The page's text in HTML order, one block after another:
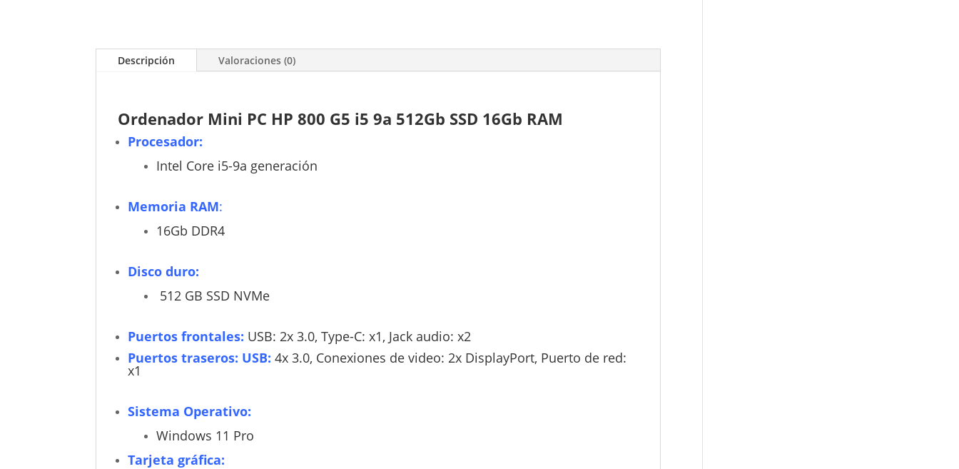
Descripción Valoraciones (0)
Ordenador Mini PC HP 800 G5 i5 9a 512Gb SSD 16Gb RAM
Procesador:
Intel Core i5-9a generación
Memoria RAM:
16Gb DDR4
Disco duro:
512 GB SSD NVMe
Puertos frontales: USB: 2x 3.0, Type-C: x1, Jack audio: x2
Puertos traseros: USB: 4x 3.0, Conexiones de video: 2x DisplayPort, Puerto de red:
x1
Sistema Operativo:
Windows 11 Pro
Tarjeta gráfica: